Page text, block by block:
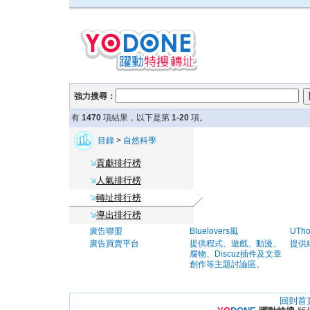
強力搜尋：
有 1470 項結果，以下是第 1-20 項。
目錄 > 自然科學
貢獻排行榜
人氣排行榜
轉址排行榜
導出排行榜
廣告聯盟
廣告買賣平台
Bluelovers風
提供程式、遊戲、動漫、
腐物、Discuz插件及文章
創作等主題討論區。
提供
回到首